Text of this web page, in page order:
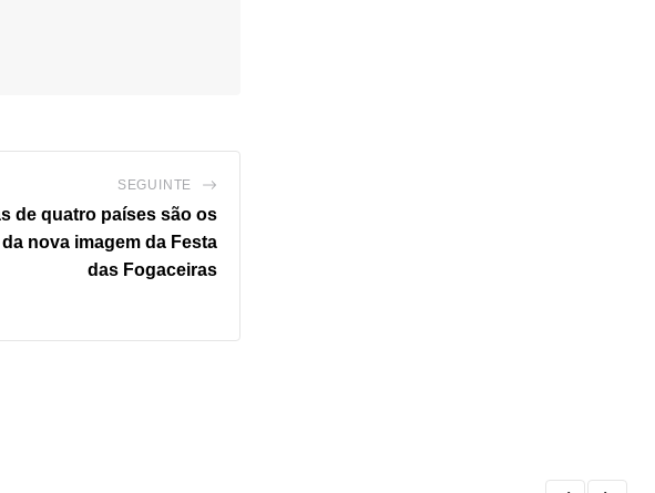
SEGUINTE
de quatro países são os
da nova imagem da Festa
das Fogaceiras